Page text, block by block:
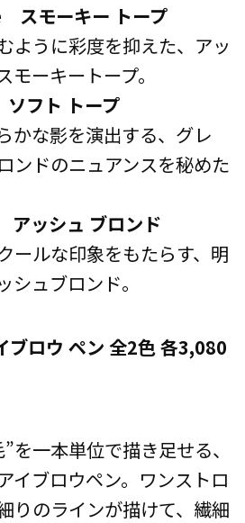
モーキー トープ
ように彩度を抑えた、アッ
ーキートープ。
フト トープ
かな影を演出する、グレ
ンドのニュアンスを秘めた
ッシュ ブロンド
ールな印象をもたらす、明
シュブロンド。
ブロウ ペン 全2色 各3,080
を一本単位で描き足せる、
イブロウペン。ワンストロ
りのラインが描けて、繊細